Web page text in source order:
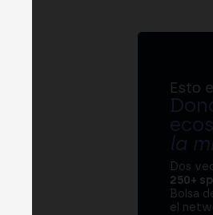
Esto
la
Dos
250+
Bolsa
el